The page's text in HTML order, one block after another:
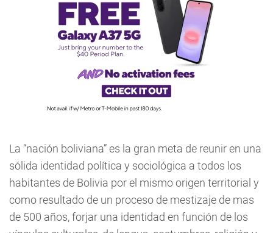
La “nación boliviana” es la gran meta de reunir en una
sólida identidad política y sociológica a todos los
habitantes de Bolivia por el mismo origen territorial y
como resultado de un proceso de mestizaje de mas
de 500 años, forjar una identidad en función de los